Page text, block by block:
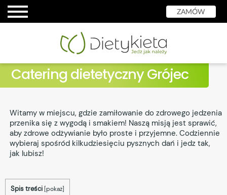
ZAMÓW
Catering dietetyczny Grójec
Witamy w miejscu, gdzie zamiłowanie do zdrowego jedzenia
przenika się z wygodą i smakiem! Naszą misją jest sprawić,
aby zdrowe odżywianie było proste i przyjemne. Codziennie
wybieraj spośród kilkudziesięciu pysznych dań i jedz tak,
jak lubisz!
Spis treści [pokaż]